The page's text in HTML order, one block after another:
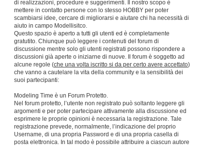
di realizzazioni, procedure e suggerimenti. Il nostro scopo è
mettere in contatto persone con lo stesso HOBBY per poter
scambiarsi idee, cercare di migliorarsi e aiutare chi ha necessità di
aiuto in campo Modellisitco.
Questo spazio è aperto a tutti gli utenti ed è completamente
gratutito. Chiunque può leggere i contenuti del forum di
discussione mentre solo gli utenti registrati possono rispondere a
discussioni già aperte o iniziarne di nuove. Il forum è soggetto ad
alcune regole (che una volta iscritto si da per certo avere accettato)
che vanno a cautelare la vita della community e la sensibilità dei
suoi partecipanti:
Modeling Time è un Forum Protetto.
Nel forum protetto, l’utente non registrato può soltanto leggere gli
argomenti e per poter partecipare attivamente alla discussione ed
esprimere le proprie opinioni è necessaria la registrazione. Tale
registrazione prevede, normalmente, l’indicazione del proprio
Username, di una propria Password e di una propria casella di
posta elettronica. In tal modo è possibile attribuire a ciascun autore